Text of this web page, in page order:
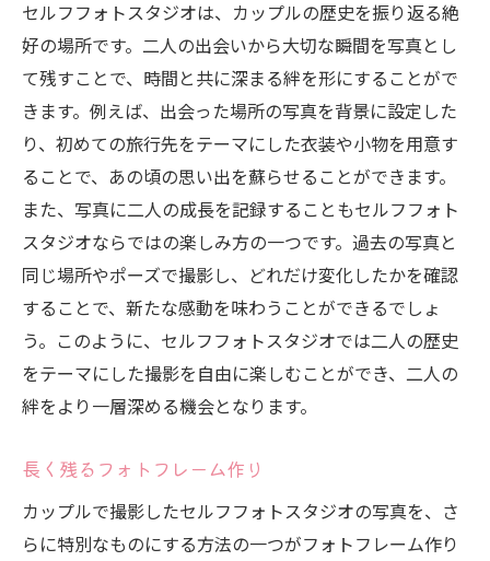
セルフフォトスタジオは、カップルの歴史を振り返る絶
好の場所です。二人の出会いから大切な瞬間を写真とし
て残すことで、時間と共に深まる絆を形にすることがで
きます。例えば、出会った場所の写真を背景に設定した
り、初めての旅行先をテーマにした衣装や小物を用意す
ることで、あの頃の思い出を蘇らせることができます。
また、写真に二人の成長を記録することもセルフフォト
スタジオならではの楽しみ方の一つです。過去の写真と
同じ場所やポーズで撮影し、どれだけ変化したかを確認
することで、新たな感動を味わうことができるでしょ
う。このように、セルフフォトスタジオでは二人の歴史
をテーマにした撮影を自由に楽しむことができ、二人の
絆をより一層深める機会となります。
長く残るフォトフレーム作り
カップルで撮影したセルフフォトスタジオの写真を、さ
らに特別なものにする方法の一つがフォトフレーム作り